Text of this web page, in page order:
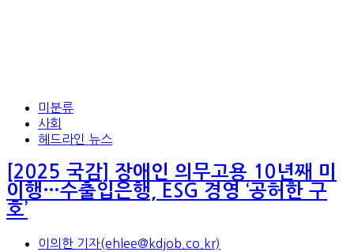
미분류
사회
헤드라인 뉴스
[2025 국감] 장애인 의무고용 10년째 미
이행…수출입은행, ESG 경영 ‘공허한 구
호’
이의한 기자(ehlee@kdjob.co.kr)